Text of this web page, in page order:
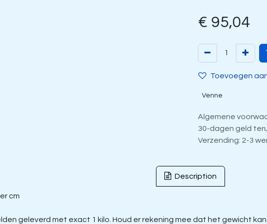
€ 95,04
Toevoegen
Venne
Algemene
30-dagen geld
Verzending: 2-3
Description
cm
geleverd met exact 1 kilo. Houd er rekening mee dat het gewicht